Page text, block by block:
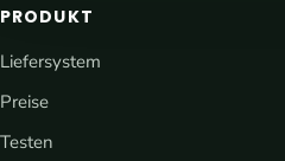
PRODUKT
Liefersystem
Preise
Testen